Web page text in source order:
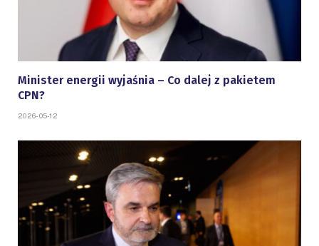
Minister energii wyjaśnia – Co dalej z pakietem
CPN?
2026-05-12